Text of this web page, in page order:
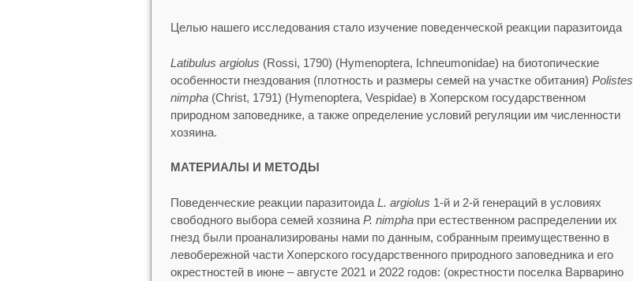
Целью нашего исследования стало изучение поведенческой реакции паразитоида
Latibulus argiolus (Rossi, 1790) (Hymenoptera, Ichneumonidae) на биотопические
особенности гнездования (плотность и размеры семей на участке обитания) Polistes
nimpha(Christ, 1791) (Hymenoptera, Vespidae) в Хоперском государственном
природном заповеднике, а также определение условий регуляции им численности
хозяина.
МАТЕРИАЛЫ И МЕТОДЫ
Поведенческие реакции паразитоида L. argiolus 1-й и 2-й генераций в условиях
свободного выбора семей хозяина P. nimphaпри естественном распределении их
гнезд были проанализированы нами по данным, собранным преимущественно в
левобережной части Хоперского государственного природного заповедника и его
окрестностей в июне – августе 2021 и 2022 годов: (окрестности поселка Варварино